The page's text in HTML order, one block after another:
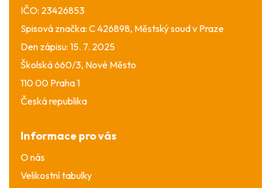
IČO: 23426853
Spisová značka: C 426898, Městský soud v Praze
Den zápisu: 15. 7. 2025
Školská 660/3, Nové Město
110 00 Praha 1
Česká republika
Informace pro vás
O nás
Velikostní tabulky